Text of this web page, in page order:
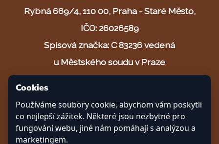
Rybná 669/4, 110 00, Praha - Staré Město,
IČO: 26026589
Spisová značka: C 83236 vedená
u Městského soudu v Praze
Vytvořeno s ❤ v Českých Budějovicích
Cookies
Používáme soubory cookie, abychom vám poskytli
co nejlepší zážitek. Některé jsou nezbytné pro
fungování webu, jiné nám pomáhají s analýzou a
marketingem.